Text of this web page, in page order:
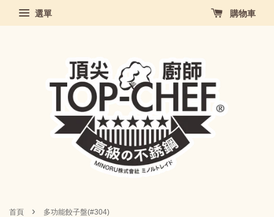
選單 購物車
首頁 › 多功能餃子盤(#304)